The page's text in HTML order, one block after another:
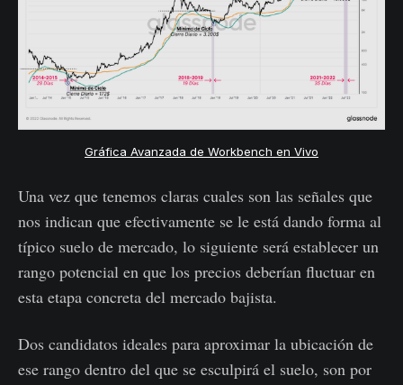
Gráfica Avanzada de Workbench en Vivo
Una vez que tenemos claras cuales son las señales que
nos indican que efectivamente se le está dando forma al
típico suelo de mercado, lo siguiente será establecer un
rango potencial en que los precios deberían fluctuar en
esta etapa concreta del mercado bajista.
Dos candidatos ideales para aproximar la ubicación de
ese rango dentro del que se esculpirá el suelo, son por